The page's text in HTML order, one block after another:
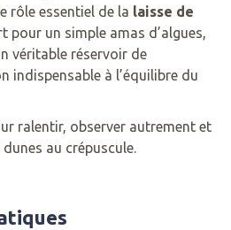
rôle essentiel de la laisse de
pour un simple amas d’algues,
véritable réservoir de
indispensable à l’équilibre du
ralentir, observer autrement et
au crépuscule.